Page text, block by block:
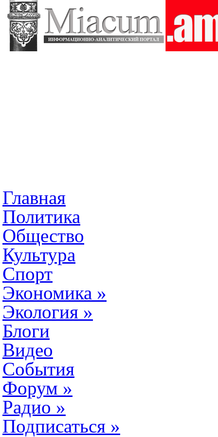
Главная
Политика
Общество
Культура
Спорт
Экономика »
Экология »
Блоги
Видео
События
Форум »
Радио »
Подписаться »